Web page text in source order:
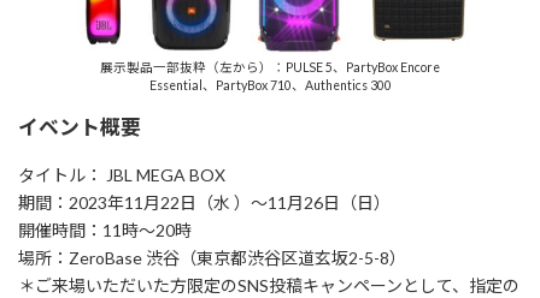
展示製品一部抜粋（左から）：PULSE 5、PartyBox Encore
Essential、PartyBox 710、Authentics 300
イベント概要
タイトル： JBL MEGA BOX
期間：2023年11月22日（水 ）～11月26日（日）
開催時間：11時～20時
場所：ZeroBase 渋谷（東京都渋谷区道玄坂2-5-8）
＊ご来場いただいた方限定のSNS投稿キャンペーンとして、指定の